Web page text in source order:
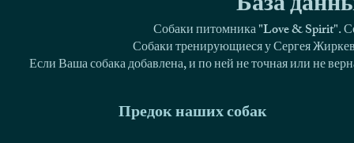
Собаки питомника "Love & Spirit".
Собаки тренирующиеся у Сергея
Если Ваша собака добавлена, и по ней не точная или не
Предок наших собак